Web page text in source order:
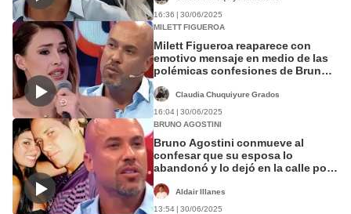
16:36 | 30/06/2025
MILETT FIGUEROA
Milett Figueroa reaparece con
emotivo mensaje en medio de las
polémicas confesiones de Bruno
Claudia Chuquiyure Grados
16:04 | 30/06/2025
BRUNO AGOSTINI
Bruno Agostini conmueve al
confesar que su esposa lo
abandonó y lo dejó en la calle por
mucho"Aldair Illanes
13:54 | 30/06/2025